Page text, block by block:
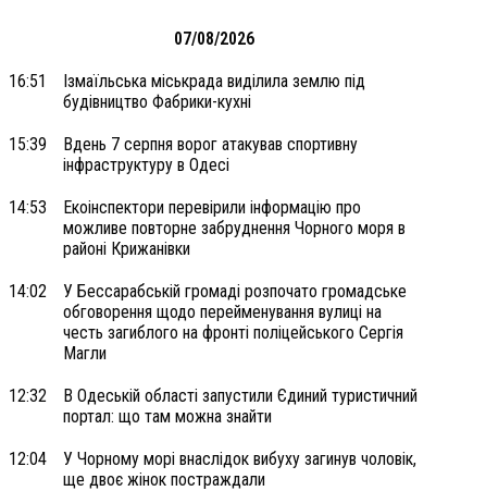
07/08/2026
16:51
Ізмаїльська міськрада виділила землю під
будівництво Фабрики-кухні
15:39
Вдень 7 серпня ворог атакував спортивну
інфраструктуру в Одесі
14:53
Екоінспектори перевірили інформацію про
можливе повторне забруднення Чорного моря в
районі Крижанівки
14:02
У Бессарабській громаді розпочато громадське
обговорення щодо перейменування вулиці на
честь загиблого на фронті поліцейського Сергія
Магли
12:32
В Одеській області запустили Єдиний туристичний
портал: що там можна знайти
12:04
У Чорному морі внаслідок вибуху загинув чоловік,
ще двоє жінок постраждали